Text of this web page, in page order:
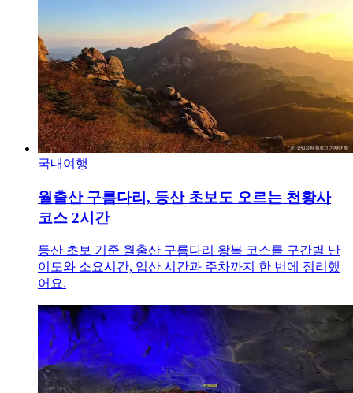
국내여행
월출산 구름다리, 등산 초보도 오르는 천황사
코스 2시간
등산 초보 기준 월출산 구름다리 왕복 코스를 구간별 난
이도와 소요시간, 입산 시간과 주차까지 한 번에 정리했
어요.